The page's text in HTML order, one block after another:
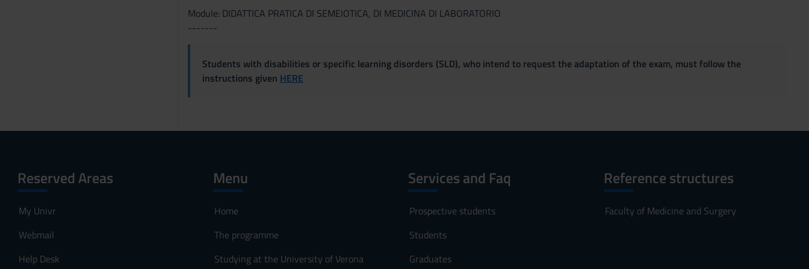
Module: DIDATTICA PRATICA DI SEMEIOTICA, DI MEDICINA DI LABORATORIO
-------
Students with disabilities or specific learning disorders (SLD), who intend to request the adaptation of the exam, must follow the
instructions given HERE
Reserved Areas
My Univr
Webmail
Help Desk
Menu
Home
The programme
Studying at the University of Verona
Services and Faq
Prospective students
Students
Graduates
Reference structures
Faculty of Medicine and Surgery